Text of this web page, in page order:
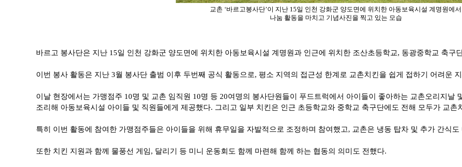
교촌 ‘바르고봉사단’이 지난 15일 인천 강화군 양도면에 위치한 아동보육시설 계명원에서
나눔 활동을 마치고 기념사진을 찍고 있는 모습
바르고 봉사단은 지난 15일 인천 강화군 양도면에 위치한 아동보육시설 계명원과 인근에 위치한 조산초등학교, 동광중학교 축구
이번 봉사 활동은 지난 3월 봉사단 출범 이후 두번째 공식 활동으로, 평소 지역의 접근성 한계로 교촌치킨을 쉽게 접하기 어려운
이날 현장에서는 가맹점주 10명 및 교촌 임직원 10명 등 20여명의 봉사단원들이 푸드트럭에서 아이들이 좋아하는 교촌오리지날
조리해 아동보육시설 아이들 및 직원들에게 제공했다. 그리고 일부 치킨은 인근 초등학교와 중학교 축구단에도 전해 모두가 교촌
특히 이번 활동에 참여한 가맹점주들은 아이들을 위해 휴무일을 자발적으로 조정하며 참여했고, 교촌은 냉동 탑차 및 추가 간식
또한 치킨 지원과 함께 물풍선 게임, 달리기 등 미니 운동회도 함께 마련해 함께 하는 협동의 의미도 전했다.